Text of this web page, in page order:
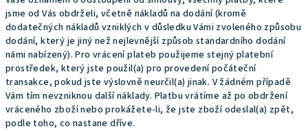
jsme od Vás obdrželi, včetně nákladů na dodání (kromě
dodatečných nákladů vzniklých v důsledku Vámi zvoleného způsobu
dodání, který je jiný než nejlevnější způsob standardního dodání
námi nabízený). Pro vrácení plateb použijeme stejný platební
prostředek, který jste použil(a) pro provedení počáteční
transakce, pokud jste výslovně neurčil(a) jinak. V žádném případě
Vám tím nevzniknou další náklady. Platbu vrátíme až po obdržení
vráceného zboží nebo prokážete-li, že jste zboží odeslal(a) zpět,
podle toho, co nastane dříve.